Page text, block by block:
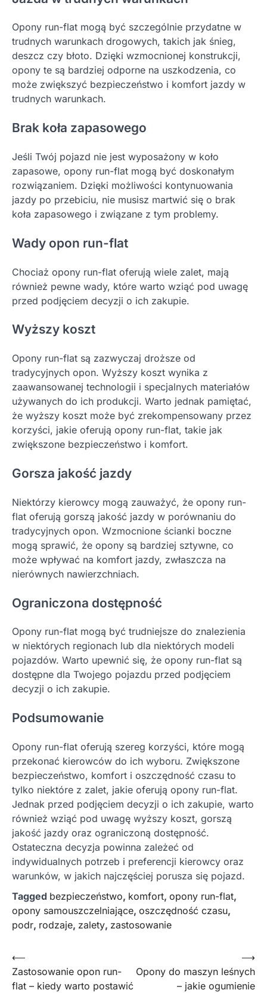
Opony run-flat mogą być szczególnie przydatne w
trudnych warunkach drogowych, takich jak śnieg,
deszcz czy błoto. Dzięki wzmocnionej konstrukcji,
opony te są bardziej odporne na uszkodzenia, co
może zwiększyć bezpieczeństwo i komfort jazdy w
trudnych warunkach.
Brak koła zapasowego
Jeśli Twój pojazd nie jest wyposażony w koło
zapasowe, opony run-flat mogą być doskonałym
rozwiązaniem. Dzięki możliwości kontynuowania
jazdy po przebiciu, nie musisz martwić się o brak
koła zapasowego i związane z tym problemy.
Wady opon run-flat
Chociaż opony run-flat oferują wiele zalet, mają
również pewne wady, które warto wziąć pod uwagę
przed podjęciem decyzji o ich zakupie.
Wyższy koszt
Opony run-flat są zazwyczaj droższe od
tradycyjnych opon. Wyższy koszt wynika z
zaawansowanej technologii i specjalnych materiałów
używanych do ich produkcji. Warto jednak pamiętać,
że wyższy koszt może być zrekompensowany przez
korzyści, jakie oferują opony run-flat, takie jak
zwiększone bezpieczeństwo i komfort.
Gorsza jakość jazdy
Niektórzy kierowcy mogą zauważyć, że opony run-
flat oferują gorszą jakość jazdy w porównaniu do
tradycyjnych opon. Wzmocnione ścianki boczne
mogą sprawić, że opony są bardziej sztywne, co
może wpływać na komfort jazdy, zwłaszcza na
nierównych nawierzchniach.
Ograniczona dostępność
Opony run-flat mogą być trudniejsze do znalezienia
w niektórych regionach lub dla niektórych modeli
pojazdów. Warto upewnić się, że opony run-flat są
dostępne dla Twojego pojazdu przed podjęciem
decyzji o ich zakupie.
Podsumowanie
Opony run-flat oferują szereg korzyści, które mogą
przekonać kierowców do ich wyboru. Zwiększone
bezpieczeństwo, komfort i oszczędność czasu to
tylko niektóre z zalet, jakie oferują opony run-flat.
Jednak przed podjęciem decyzji o ich zakupie, warto
również wziąć pod uwagę wyższy koszt, gorszą
jakość jazdy oraz ograniczoną dostępność.
Ostateczna decyzja powinna zależeć od
indywidualnych potrzeb i preferencji kierowcy oraz
warunków, w jakich najczęściej porusza się pojazd.
Tagged bezpieczeństwo, komfort, opony run-flat,
opony samouszczelniające, oszczędność czasu,
podr, rodzaje, zalety, zastosowanie
Nawigacja
wpisu
⟵
Zastosowanie opon run-
flat – kiedy warto postawić
Opony do maszyn leśnych
– jakie ogumienie
⟶